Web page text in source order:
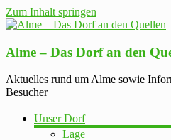
Zum Inhalt springen
Alme – Das Dorf an den
Aktuelles rund um Alme sowie
Besucher
Unser Dorf
Lage